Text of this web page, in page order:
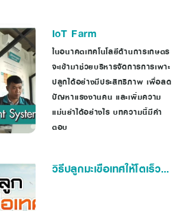
IoT Farm
ในอนาคตเทคโนโลยีด้านการเกษตร
จะเข้ามาช่วยบริหารจัดการการเพาะ
ปลูกได้อย่างมีประสิทธิภาพ เพื่อลด
ปัญหาแรงงานคน และเพิ่มความ
แม่นยำได้อย่างไร บทความนี้มีคำ
ตอบ
วิธีปลูกมะเขือเทศให้โตเร็ว